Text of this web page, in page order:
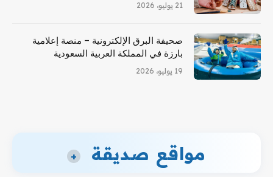
21 يوليو، 2026
صحيفة البرق الإلكترونية – منصة إعلامية
بارزة في المملكة العربية السعودية
19 يوليو، 2026
مواقع صديقة +